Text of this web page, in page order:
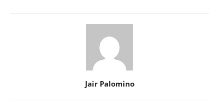
Jair Palomino